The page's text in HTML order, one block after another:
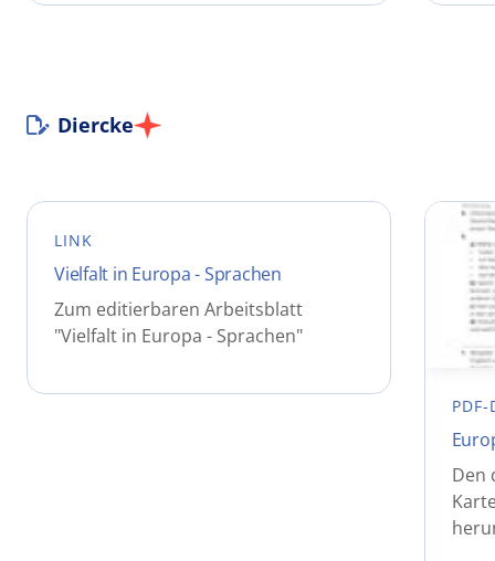
Diercke
LINK
Vielfalt in Europa - Sprachen
Zum editierbaren Arbeitsblatt
"Vielfalt in Europa - Sprachen"
PDF-
Den